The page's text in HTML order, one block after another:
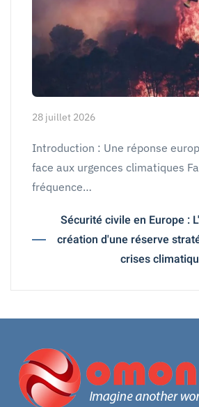
28 juillet 2026
Introduction : Une réponse
face aux urgences climatiques
fréquence…
Sécurité civile en Europe :
création d'une réserve
crises